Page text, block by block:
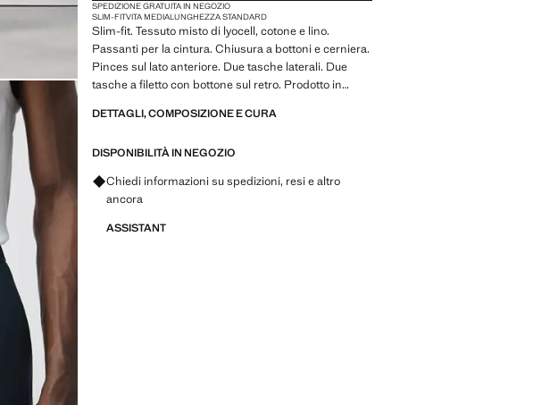
SPEDIZIONE GRATUITA IN NEGOZIO
SLIM-FITVITA MEDIALUNGHEZZA STANDARD
Slim-fit. Tessuto misto di lyocell, cotone e lino.
Passanti per la cintura. Chiusura a bottoni e cerniera.
Pinces sul lato anteriore. Due tasche laterali. Due
tasche a filetto con bottone sul retro. Prodotto in
DETTAGLI, COMPOSIZIONE E CURA
DISPONIBILITÀ IN NEGOZIO
Chiedi informazioni su spedizioni, resi e altro
ancora
ASSISTANT